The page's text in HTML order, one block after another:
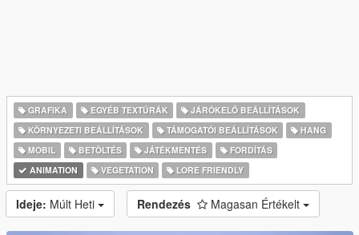
GRAFIKA EGYÉB TEXTÚRÁK
JÁRÓKELŐ BEÁLLÍTÁSOK
KÖRNYEZETI BEÁLLÍTÁSOK
TÁMOGATÓI BEÁLLÍTÁSOK
HANG
MOBIL
BETÖLTÉS JÁTÉKMENTÉS
FORDÍTÁS
ANIMATION
VEGETATION LORE FRIENDLY
Ideje: Múlt Heti Rendezés Magasan Értékelt